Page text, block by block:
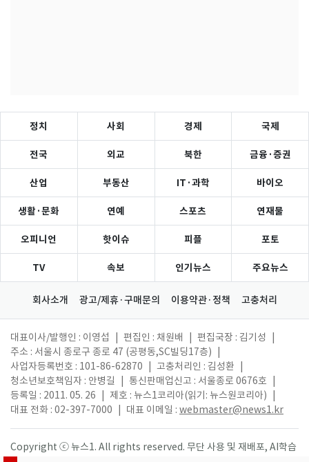
정치 사회 경제 국제
전국 외교 북한 금융·증권
산업 부동산 IT·과학 바이오
생활·문화 연예 스포츠 연재물
오피니언 핫이슈 피플 포토
TV 속보 인기뉴스 주요뉴스
회사소개 광고/제휴·구매문의 이용약관·정책 고충처리
대표이사/발행인 : 이영섭 편집인 : 채원배 편집국장 : 김기성
주소 : 서울시 종로구 종로 47 (공평동,SC빌딩17층)
사업자등록번호 : 101-86-62870
고충처리인 : 김성환
청소년보호책임자 : 안병길
통신판매업신고 : 서울종로 0676호
등록일 : 2011. 05. 26
제호 : 뉴스1코리아(읽기: 뉴스원코리아)
대표 전화 : 02-397-7000
대표 이메일 : webmaster@news1.kr
Copyright ⓒ 뉴스1. All rights reserved. 무단 사용 및 재배포, AI학습